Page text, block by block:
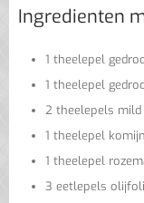
Ingredienten
1 theelepel
1 theelepel
2 theelepels
1 theelepel
1 theelepel
3 eetlepels